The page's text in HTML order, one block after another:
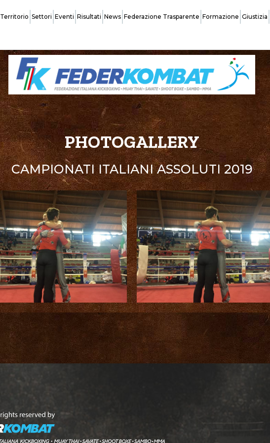
Territorio Settori Eventi Risultati News Federazione Trasparente Formazione Giustizia
Federazione
Organi Centrali
Safeguarding
Normative Affiliazione Società
Coach
Assemblee
Assemblea Nazionale Assemblee Regionali
Territorio
Settori
MuayThai
Eventi
PHOTOGALLERY
CAMPIONATI ITALIANI ASSOLUTI 2019